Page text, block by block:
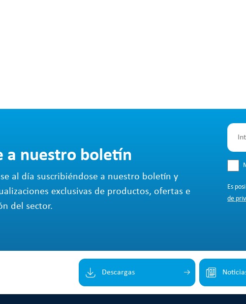
a nuestro boletín
al día suscribiéndose a nuestro boletín y
exclusivas de productos, ofertas e
del sector.
Es
de
Descargas